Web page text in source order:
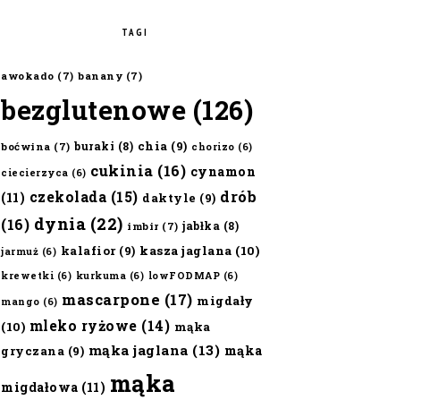
TAGI
awokado (7) banany (7)
bezglutenowe (126)
boćwina (7) buraki (8) chia (9) chorizo (6)
ciecierzyca (6) cukinia (16) cynamon
(11) czekolada (15) daktyle (9) drób
(16) dynia (22) imbir (7) jabłka (8)
jarmuż (6) kalafior(9) kasza jaglana (10)
krewetki (6) kurkuma (6) lowFODMAP (6)
mango (6) mascarpone (17) migdały
(10) mleko ryżowe (14) mąka
gryczana (9) mąka jaglana (13) mąka
migdałowa (11) mąka